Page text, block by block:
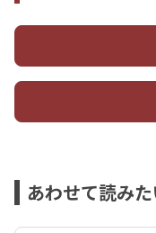
あわせて読み